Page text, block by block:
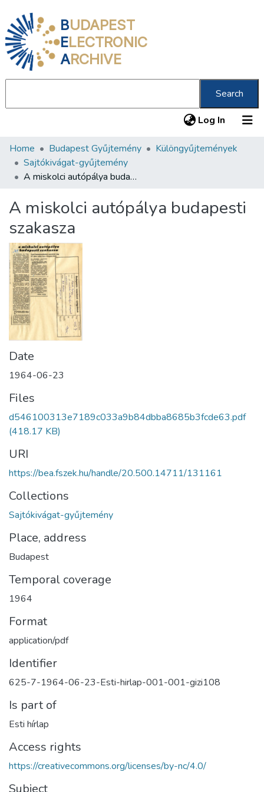
BUDAPEST
ELECTRONIC
ARCHIVE
Search
Log In (current)
Communities & Collections
All of DSpace
About us
Home Budapest Gyűjtemény
Különgyűjtemények
Sajtókivágat-gyűjtemény
A miskolci autópálya budapesti szakasza
A miskolci autópálya budapesti
szakasza
Date
1964-06-23
Files
d546100313e7189c033a9b84dbba8685b3fcde63.pdf
(418.17 KB)
URI
https://bea.fszek.hu/handle/20.500.14711/131161
Collections
Sajtókivágat-gyűjtemény
Place, address
Budapest
Temporal coverage
1964
Format
application/pdf
Identifier
625-7-1964-06-23-Esti-hirlap-001-001-gizi108
Is part of
Esti hírlap
Access rights
https://creativecommons.org/licenses/by-nc/4.0/
Subject